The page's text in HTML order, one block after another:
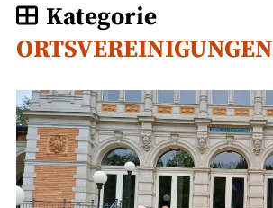
Kategorie
ORTSVEREINIGUNGEN